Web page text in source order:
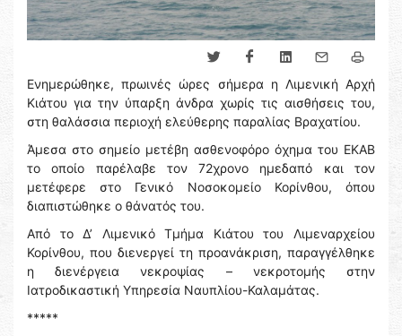
Ενημερώθηκε, πρωινές ώρες σήμερα η Λιμενική Αρχή
Κιάτου για την ύπαρξη άνδρα χωρίς τις αισθήσεις του,
στη θαλάσσια περιοχή ελεύθερης παραλίας Βραχατίου.
Άμεσα στο σημείο μετέβη ασθενοφόρο όχημα του ΕΚΑΒ
το οποίο παρέλαβε τον 72χρονο ημεδαπό και τον
μετέφερε στο Γενικό Νοσοκομείο Κορίνθου, όπου
διαπιστώθηκε ο θάνατός του.
Από το Δ’ Λιμενικό Τμήμα Κιάτου του Λιμεναρχείου
Κορίνθου, που διενεργεί τη προανάκριση, παραγγέλθηκε
η διενέργεια νεκροψίας – νεκροτομής στην
Ιατροδικαστική Υπηρεσία Ναυπλίου-Καλαμάτας.
*****